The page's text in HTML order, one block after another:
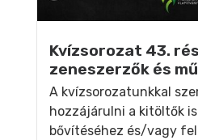
Kvízsorozat 43.
zeneszerzők és
A kvízsorozatunkkal
hozzájárulni a kitöltők
bővítéséhez és/vagy